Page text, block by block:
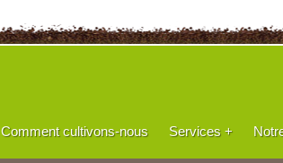
Comment cultivons-nous Services +